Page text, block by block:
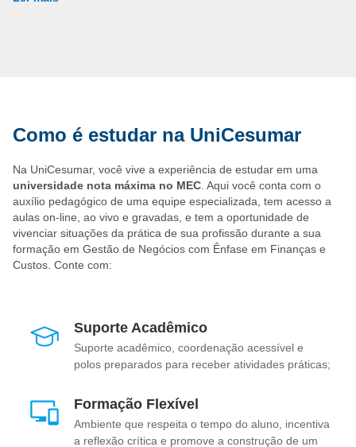
Como é estudar na UniCesumar
Na UniCesumar, você vive a experiência de estudar em uma
universidade nota máxima no MEC. Aqui você conta com o
auxílio pedagógico de uma equipe especializada, tem acesso a
aulas on-line, ao vivo e gravadas, e tem a oportunidade de
vivenciar situações da prática de sua profissão durante a sua
formação em Gestão de Negócios com Ênfase em Finanças e
Custos. Conte com:
Suporte Acadêmico
Suporte acadêmico, coordenação acessível e
polos preparados para receber atividades práticas;
Formação Flexível
Ambiente que respeita o tempo do aluno, incentiva
a reflexão crítica e promove a construção de um